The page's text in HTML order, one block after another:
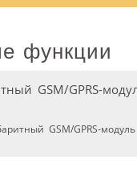
функции
GSM/GPRS-